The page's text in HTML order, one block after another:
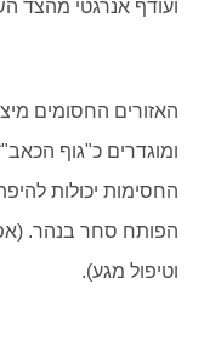
ועודף אנרגטי מהצד
האזורים החסומים
ומוגדרים כ"גוף
החסימות יכולות
הפותח סחר בנהר.
וטיפול מגע).